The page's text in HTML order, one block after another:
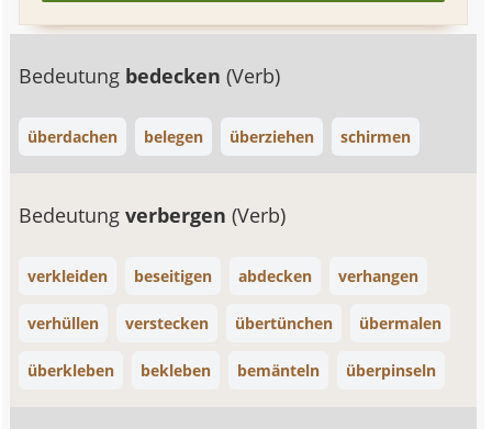
Bedeutung bedecken(Verb)
überdachen belegen überziehen schirmen
Bedeutungverbergen(Verb)
verkleiden beseitigen abdecken verhangen
verhüllen verstecken übertünchen übermalen
überkleben bekleben bemänteln überpinseln